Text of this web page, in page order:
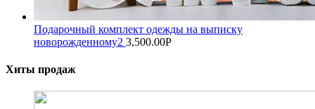
Подарочный комплект одежды на выписку
новорожденному2 3,500.00Р
Хиты продаж